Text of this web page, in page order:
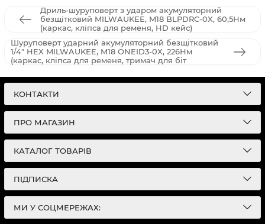
Дриль-шуруповерт з ударом акумуляторний
безщітковий MILWAUKEE, M18 BLPDRC-0X, 60,5Нм
(каркас, кліпса для ременя, HD кейс)
Шуруповерт ударний акумуляторний безщітковий
1/4" HEX MILWAUKEE, M18 ONEID3-0X, 226Нм
(каркас, кліпса для ременя, тримач для біт
КОНТАКТИ
ПРО МАГАЗИН
КАТАЛОГ ТОВАРІВ
ПІДПИСКА
МИ У СОЦМЕРЕЖАХ: